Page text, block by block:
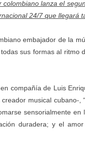
colombiano lanza el
24/7 que llegará
embajador de la
sus formas al ritmo
compañía de Luis
musical cubano-,
sensorialmente
duradera; y el